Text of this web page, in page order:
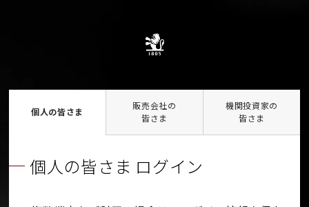
個人の皆さま
販売会社の
皆さま
機関投資家の
皆さま
個人の皆さま ログイン